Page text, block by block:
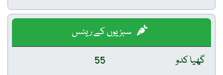
سبزیوں کے ریٹس
گھیا کدو
55